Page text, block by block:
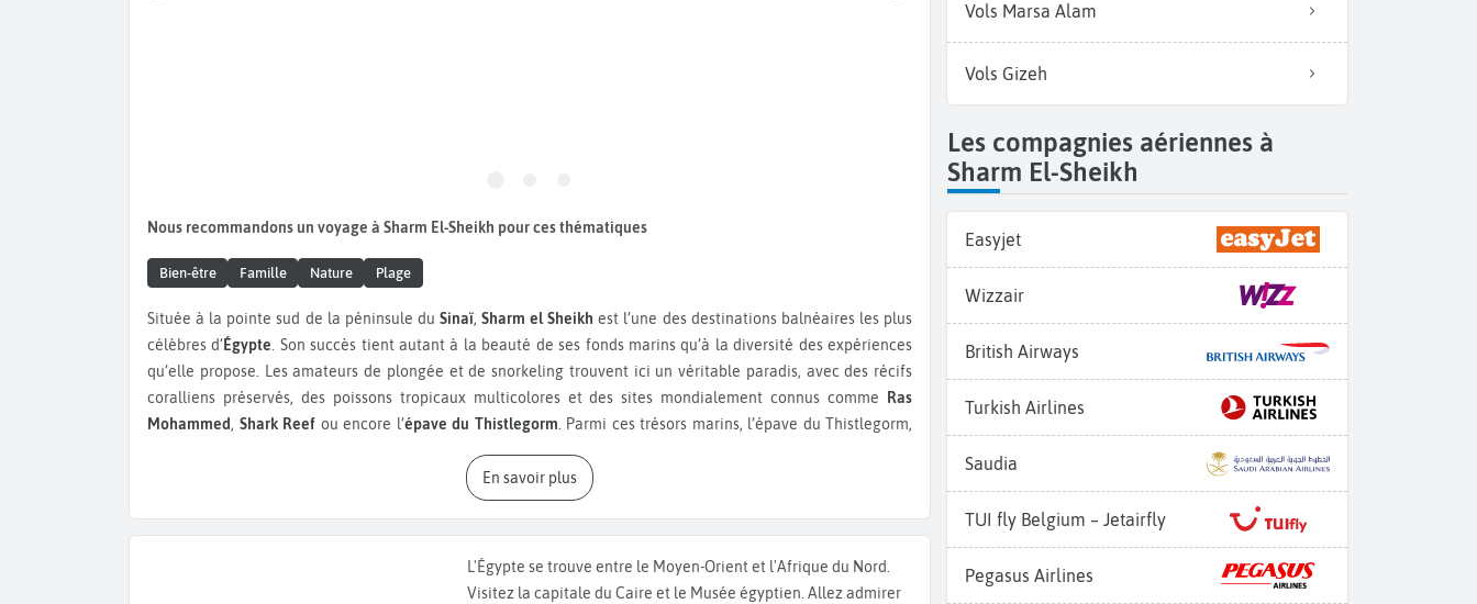
Nous recommandons un voyage à Sharm El-Sheikh pour ces thématiques
Bien-être Famille Nature Plage
Située à la pointe sud de la péninsule du Sinaï,Sharm el Sheikhest l’une des destinations balnéaires les plus
célèbres d’Égypte . Son succès tient autant à la beauté de ses fonds marins qu’à la diversité des expériences
qu’elle propose. Les amateurs de plongée et de snorkeling trouvent ici un véritable paradis, avec des récifs
coralliens préservés, des poissons tropicaux multicolores et des sites mondialement connus comme
Ras
Mohammed, Shark Reef ou encore l’épave du Thistlegorm . Parmi ces trésors marins, l’épave du Thistlegorm,
attire les passionnés du monde entier. Les croisières vers l’île de Tiran complètent parfaitement cette
mêlent restaurants, bars, spectacles et boutiques modernes. La plage de Naama Bay, bordée de palmiers et
d’hôtels, est aussi l’un des spots les plus populaires pour profiter du soleil, nager dans des eaux claires et
En savoir plus
L'Égypte se trouve entre le Moyen-Orient et l'Afrique du Nord.
Visitez la capitale du Caire et le Musée égyptien. Allez admirer
Vols Marsa Alam
Vols Gizeh
Les compagnies aériennes à
Sharm El-Sheikh
Easyjet
Wizzair
British Airways
Turkish Airlines
Saudia
TUI fly Belgium – Jetairfly
Pegasus Airlines